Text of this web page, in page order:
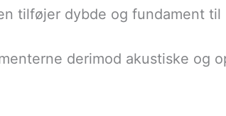
tilføjer dybde og fundament til
derimod akustiske og